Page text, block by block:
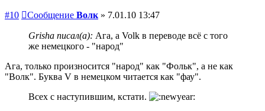
#10 Сообщение Волк » 7.01.10 13:47
Grisha писал(а): Ага, а Volk в переводе всё с того
же немецкого - "народ"
Ага, только произносится "народ" как "Фольк", а не как
"Волк". Буква V в немецком читается как "фау".
Всех с наступившим, кстати.